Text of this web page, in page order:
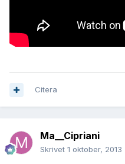
Citera
Ma__Cipriani
Skrivet 1 oktober, 2013